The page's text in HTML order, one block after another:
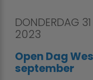
DONDERDAG
2023
Open Dag
september